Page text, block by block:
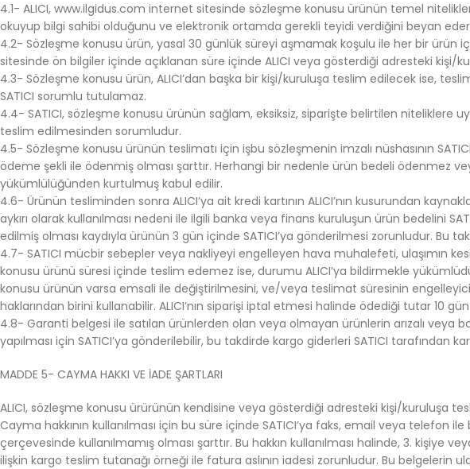
4.1- ALICI, www.ilgidus.com internet sitesinde sözleşme konusu ürünün temel
okuyup bilgi sahibi olduğunu ve elektronik ortamda gerekli teyidi verdiğini beyan
4.2- Sözleşme konusu ürün, yasal 30 günlük süreyi aşmamak koşulu ile her bir ürün
sitesinde ön bilgiler içinde açıklanan süre içinde ALICI veya gösterdiği adresteki kişi/
4.3- Sözleşme konusu ürün, ALICI’dan başka bir kişi/kuruluşa teslim edilecek ise,
SATICI sorumlu tutulamaz.
4.4- SATICI, sözleşme konusu ürünün sağlam, eksiksiz, siparişte belirtilen niteliklere
teslim edilmesinden sorumludur.
4.5- Sözleşme konusu ürünün teslimatı için işbu sözleşmenin imzalı nüshasının
ödeme şekli ile ödenmiş olması şarttır. Herhangi bir nedenle ürün bedeli ödenmez
yükümlülüğünden kurtulmuş kabul edilir.
4.6- Ürünün tesliminden sonra ALICI’ya ait kredi kartının ALICI’nın kusurundan
aykırı olarak kullanılması nedeni ile ilgili banka veya finans kuruluşun ürün bedelini
edilmiş olması kaydıyla ürünün 3 gün içinde SATICI’ya gönderilmesi zorunludur. Bu
4.7- SATICI mücbir sebepler veya nakliyeyi engelleyen hava muhalefeti, ulaşımın
konusu ürünü süresi içinde teslim edemez ise, durumu ALICI’ya bildirmekle
konusu ürünün varsa emsali ile değiştirilmesini, ve/veya teslimat süresinin
haklarından birini kullanabilir. ALICI’nın siparişi iptal etmesi halinde ödediği tutar 10
4.8- Garanti belgesi ile satılan ürünlerden olan veya olmayan ürünlerin arızalı veya
yapılması için SATICI’ya gönderilebilir, bu takdirde kargo giderleri SATICI tarafından
MADDE 5- CAYMA HAKKI VE İADE ŞARTLARI
ALICI, sözleşme konusu ürürünün kendisine veya gösterdiği adresteki kişi/kuruluşa
Cayma hakkının kullanılması için bu süre içinde SATICI’ya faks, email veya telefon
çerçevesinde kullanılmamış olması şarttır. Bu hakkın kullanılması halinde, 3. kişiye
ilişkin kargo teslim tutanağı örneği ile fatura aslının iadesi zorunludur. Bu belgelerin